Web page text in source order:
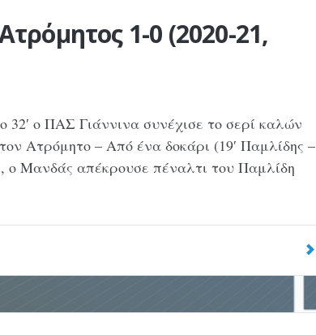
1-0 (2020-21,
ο ΠΑΣ Γιάννινα συνέχισε το σερί καλών
Ατρόμητο – Από ένα δοκάρι (19′ Παμλίδης –
ο Μανδάς απέκρουσε πέναλτι του Παμλίδη